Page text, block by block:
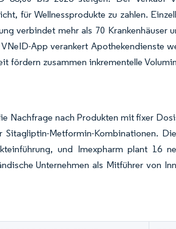
für Wellnessprodukte zu zahlen.
verbindet mehr als 70 Krankenhäuser
App verankert Apothekendienste
fördern zusammen inkrementelle
Nachfrage nach Produkten mit fixer
Metformin-Kombinationen.
und Imexpharm plant 16
Unternehmen als Mitführer von